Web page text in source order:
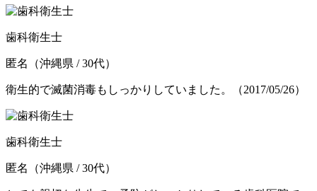
歯科衛生士
匿名 （沖縄県 / 30代）
衛生的で滅菌消毒もしっかりしていました。 （2017/05/26）
歯科衛生士
匿名 （沖縄県 / 30代）